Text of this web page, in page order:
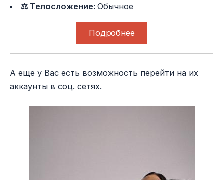
⚖ Телосложение:Обычное
Подробнее
А еще у Вас есть возможность перейти на их
аккаунты в соц. сетях.